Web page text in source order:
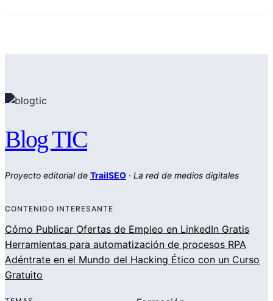
Blog TIC
Proyecto editorial de TrailSEO · La red de medios digitales
CONTENIDO INTERESANTE
Cómo Publicar Ofertas de Empleo en LinkedIn Gratis
Herramientas para automatización de procesos RPA
Adéntrate en el Mundo del Hacking Ético con un Curso
Gratuito